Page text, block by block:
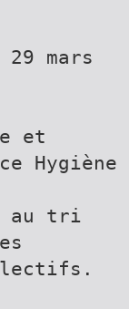
mars
et
Hygiène
au tri